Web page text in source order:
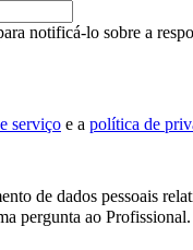
notificá-lo sobre a
serviço e a política de
de dados pessoais
pergunta ao Profissional.